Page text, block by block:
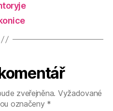
zveřejněna. Vyžadované
označeny *